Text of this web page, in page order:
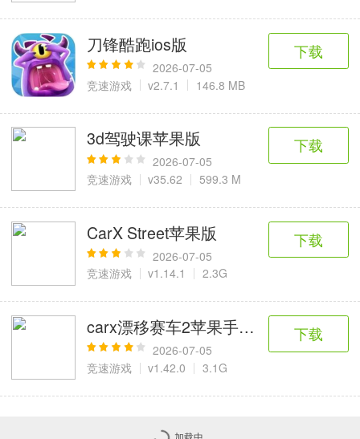
刀锋酷跑ios版
2026-07-05
竞速游戏
v2.7.1 146.8 MB
下载
3d驾驶课苹果版
2026-07-05
竞速游戏
v35.62 599.3 M
下载
CarX Street苹果版
2026-07-05
竞速游戏
v1.14.1 2.3G
下载
carx漂移赛车2苹果手机版
2026-07-05
竞速游戏
v1.42.0 3.1G
下载
没有了，加载完了